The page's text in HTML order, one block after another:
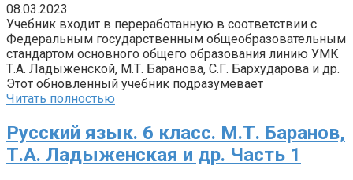
08.03.2023
Учебник входит в переработанную в соответствии с
Федеральным государственным общеобразовательным
стандартом основного общего образования линию УМК
Т.А. Ладыженской, М.Т. Баранова, С.Г. Бархударова и др.
Этот обновленный учебник подразумевает
Читать полностью
Русский язык. 6 класс. М.Т. Баранов,
Т.А. Ладыженская и др. Часть 1